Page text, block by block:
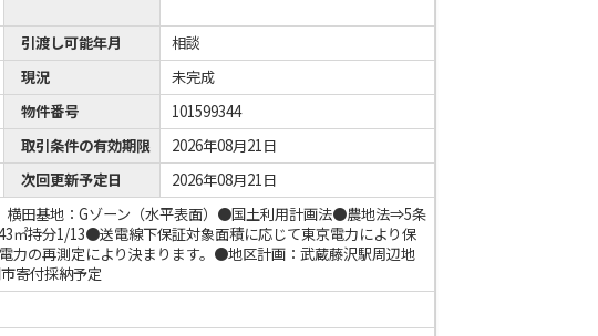
引渡し可能年月
相談
現況
未完成
物件番号
101599344
取引条件の有効期限
2026年08月21日
次回更新予定日
2026年08月21日
田基地：Gゾーン（水平表面）●国土利用計画法●農地法⇒5条
持分1/13●送電線下保証対象面積に応じて東京電力により保
力の再測定により決まります。●地区計画：武蔵藤沢駅周辺地
寄付採納予定